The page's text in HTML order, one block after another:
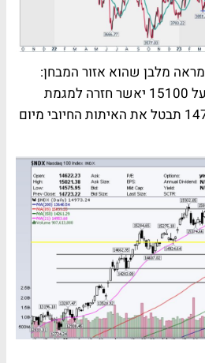
הגרף של הנאסד״ק 100 מראה מלבן שהוא אזור המבחן:
14700-15100. מהלך מעל 15100 יאשר חזרה למגמת
עליה. ירידה מתחת ל-14700 תבטל את האיתות החיובי מיום